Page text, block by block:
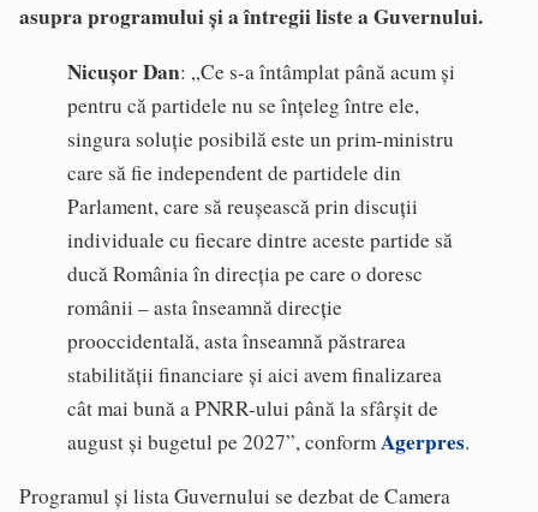
asupra programului și a întregii liste a Guvernului.
Nicușor Dan: „Ce s-a întâmplat până acum și
pentru că partidele nu se înțeleg între ele,
singura soluție posibilă este un prim-ministru
care să fie independent de partidele din
Parlament, care să reușească prin discuții
individuale cu fiecare dintre aceste partide să
ducă România în direcția pe care o doresc
românii – asta înseamnă direcție
prooccidentală, asta înseamnă păstrarea
stabilității financiare și aici avem finalizarea
cât mai bună a PNRR-ului până la sfârșit de
august și bugetul pe 2027”, conformAgerpres.
Programul și lista Guvernului se dezbat de Camera